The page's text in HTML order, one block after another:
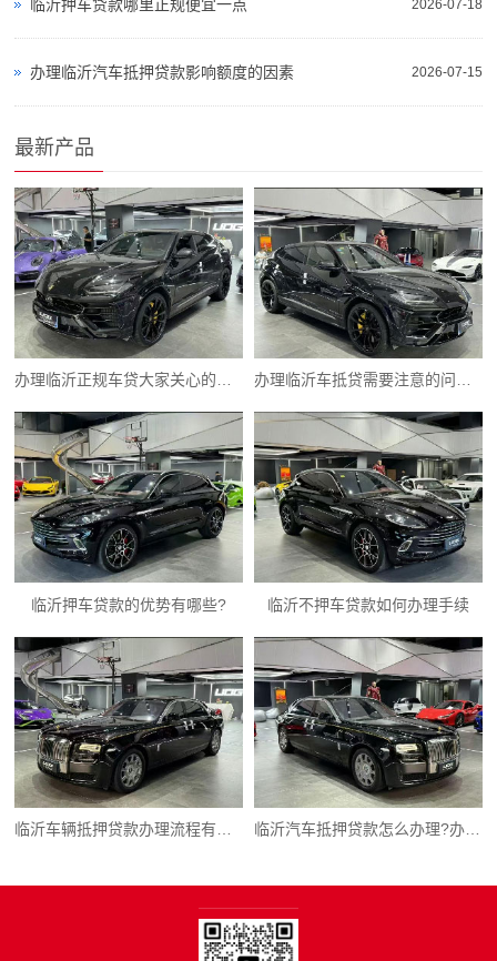
2026-07-18
临沂押车贷款哪里正规便宜一点
2026-07-15
办理临沂汽车抵押贷款影响额度的因素
最新产品
办理临沂正规车贷大家关心的相关问题解答? 办理临沂车抵贷需要注意的问题一般有以下几点
临沂押车贷款的优势有哪些? 临沂不押车贷款如何办理手续
临沂汽车抵押贷款怎么办理?办理临沂汽车抵押贷款需要注意哪些问题?